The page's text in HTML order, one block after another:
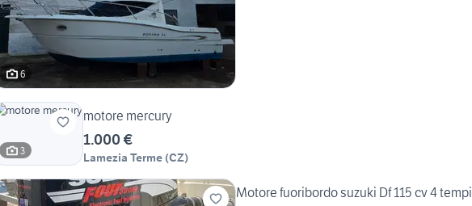
6
3
motore mercury
1.000 €
Lamezia Terme (CZ)
Motore fuoribordo suzuki Df 115 cv 4 tempi